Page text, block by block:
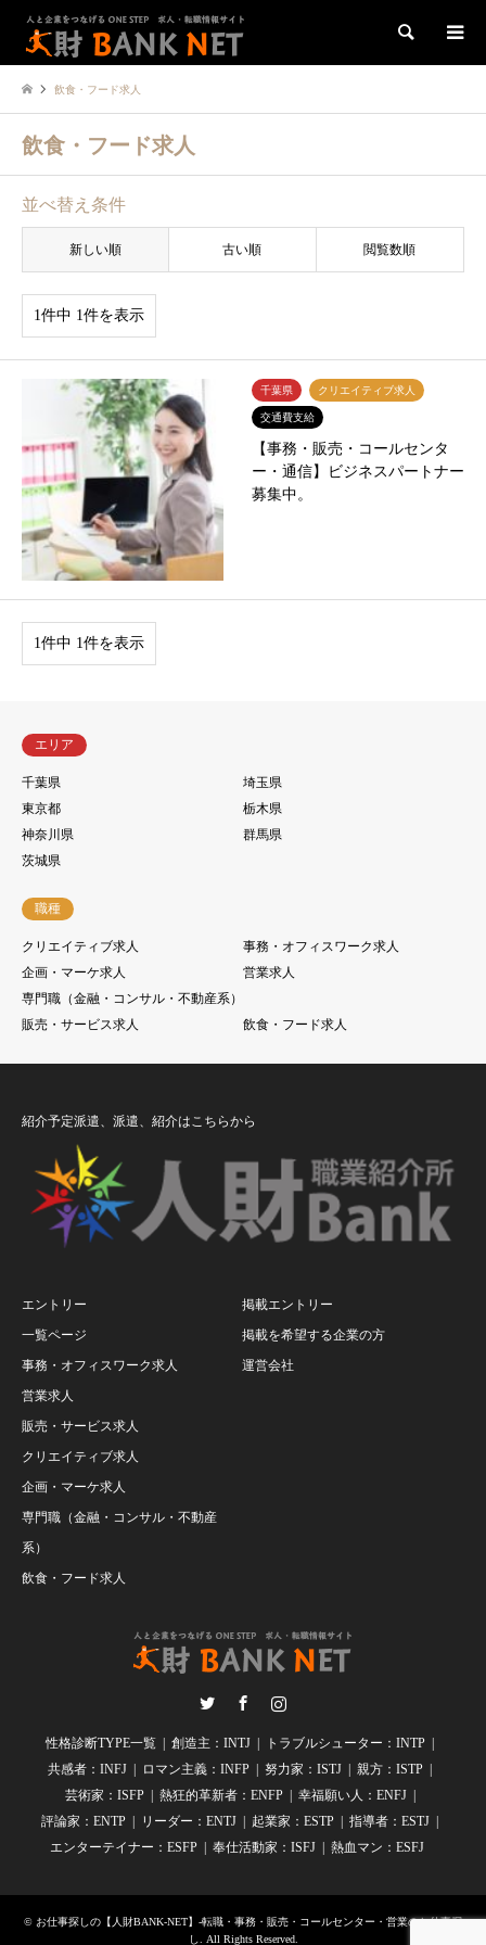
検索
飲食・フード求人
飲食・フード求人
並べ替え条件
新しい順 古い順 閲覧数順
1件中 1件を表示
千葉県 クリエイティブ求人
交通費支給
【事務・販売・コールセンタ
ー・通信】ビジネスパートナー
募集中。
1件中 1件を表示
エリア
千葉県
埼玉県
東京都
栃木県
神奈川県
群馬県
茨城県
職種
クリエイティブ求人
事務・オフィスワーク求人
企画・マーケ求人
営業求人
専門職（金融・コンサル・不動産系）
販売・サービス求人
飲食・フード求人
紹介予定派遣、派遣、紹介はこちらから
エントリー
一覧ページ
事務・オフィスワーク求人
営業求人
販売・サービス求人
クリエイティブ求人
企画・マーケ求人
専門職（金融・コンサル・不動産
系）
飲食・フード求人
掲載エントリー
掲載を希望する企業の方
運営会社
性格診断TYPE一覧 創造主：INTJ
トラブルシューター：INTP
共感者：INFJ
ロマン主義：INFP 努力家：ISTJ
親方：ISTP
芸術家：ISFP
熱狂的革新者：ENFP
幸福願い人：ENFJ
評論家：ENTP
リーダー：ENTJ 起業家：ESTP
指導者：ESTJ
エンターテイナー：ESFP
奉仕活動家：ISFJ 熱血マン：ESFJ
© お仕事探しの【人財BANK-NET】-転職・事務・販売・コールセンター・営業のお仕事探
し
. All Rights Reserved.